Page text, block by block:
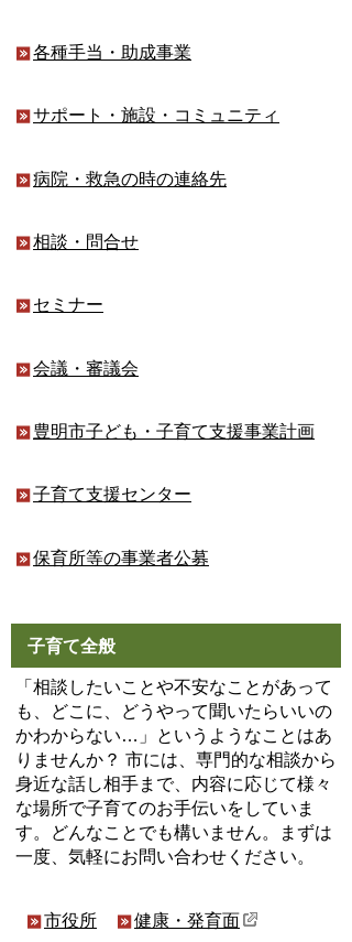
各種手当・助成事業
サポート・施設・コミュニティ
病院・救急の時の連絡先
相談・問合せ
セミナー
会議・審議会
豊明市子ども・子育て支援事業計画
子育て支援センター
保育所等の事業者公募
子育て全般
「相談したいことや不安なことがあって
も、どこに、どうやって聞いたらいいの
かわからない…」というようなことはあ
りませんか？ 市には、専門的な相談から
身近な話し相手まで、内容に応じて様々
な場所で子育てのお手伝いをしていま
す。どんなことでも構いません。まずは
一度、気軽にお問い合わせください。
市役所 健康・発育面